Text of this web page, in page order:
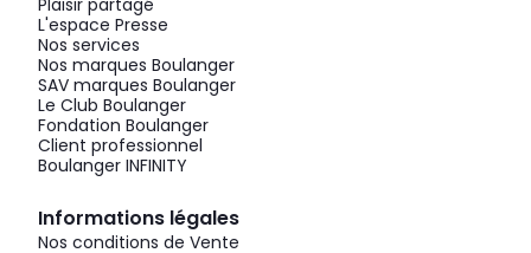
Plaisir partagé
L'espace Presse
Nos services
Nos marques Boulanger
SAV marques Boulanger
Le Club Boulanger
Fondation Boulanger
Client professionnel
Boulanger INFINITY
Informations légales
Nos conditions de Vente